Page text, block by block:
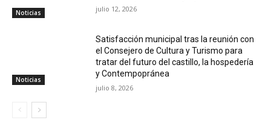
Noticias julio 12, 2026
Noticias
Satisfacción municipal tras la reunión con
el Consejero de Cultura y Turismo para
tratar del futuro del castillo, la hospedería
y Contempopránea
julio 8, 2026